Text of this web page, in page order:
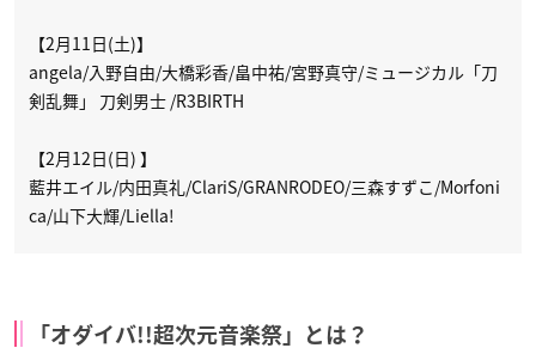
【2月11日(土)】
angela/入野自由/大橋彩香/畠中祐/宮野真守/ミュージカル「刀
剣乱舞」 刀剣男士 /R3BIRTH
【2月12日(日) 】
藍井エイル/内田真礼/ClariS/GRANRODEO/三森すずこ/Morfoni
ca/山下大輝/Liella!
「オダイバ!!超次元音楽祭」とは？